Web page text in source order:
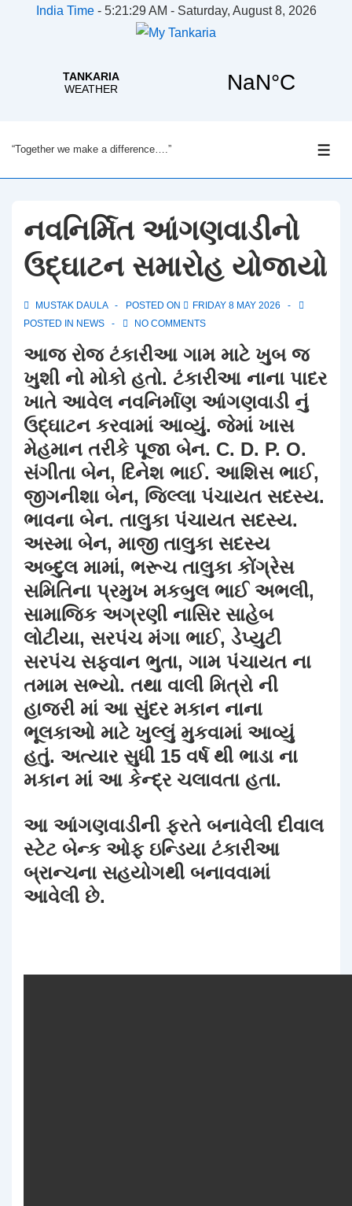
India Time- 5:21:30 AM - Saturday, August 8, 2026
Skip
to
Content
“Together we make a difference….”
નવનિર્મિત આંગણવાડીનો
ઉદ્ઘાટન સમારોહ યોજાયો
MUSTAK DAULA POSTED ON
FRIDAY 8 MAY 2026
POSTED IN NEWS NO COMMENTS
આજ રોજ ટંકારીઆ ગામ માટે ખુબ જ
ખુશી નો મોકો હતો. ટંકારીઆ નાના પાદર
ખાતે આવેલ નવનિર્માણ આંગણવાડી નું
ઉદ્ઘાટન કરવામાં આવ્યું. જેમાં ખાસ
મેહમાન તરીકે પૂજા બેન. C. D. P. O.
સંગીતા બેન, દિનેશ ભાઈ. આશિસ ભાઈ,
જીગનીશા બેન, જિલ્લા પંચાયત સદસ્ય.
ભાવના બેન. તાલુકા પંચાયત સદસ્ય.
અસ્મા બેન, માજી તાલુકા સદસ્ય
અબ્દુલ મામાં, ભરૂચ તાલુકા કોંગ્રેસ
સમિતિના પ્રમુખ મકબુલ ભાઈ અભલી,
સામાજિક અગ્રણી નાસિર સાહેબ
લોટીયા, સરપંચ મંગા ભાઈ, ડેપ્યુટી
સરપંચ સફ્વાન ભુતા, ગામ પંચાયત ના
તમામ સભ્યો. તથા વાલી મિત્રો ની
હાજરી માં આ સુંદર મકાન નાના
ભૂલકાઓ માટે ખુલ્લું મુકવામાં આવ્યું
હતું. અત્યાર સુધી 15 વર્ષ થી ભાડા ના
મકાન માં આ કેન્દ્ર ચલાવતા હતા.
આ આંગણવાડીની ફરતે બનાવેલી દીવાલ
સ્ટેટ બેન્ક ઓફ ઇન્ડિયા ટંકારીઆ
બ્રાન્ચના સહયોગથી બનાવવામાં
આવેલી છે.